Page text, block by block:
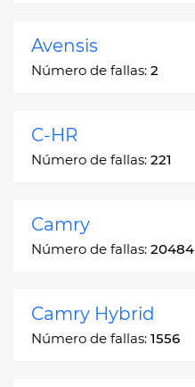
Avensis
Número de fallas: 2
C-HR
Número de fallas: 221
Camry
Número de fallas: 20484
Camry Hybrid
Número de fallas: 1556